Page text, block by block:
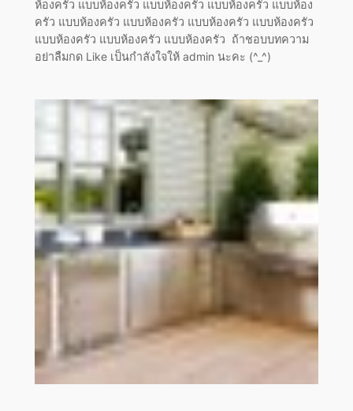
ห้องครัว แบบห้องครัว แบบห้องครัว แบบห้องครัว แบบห้อง
ครัว แบบห้องครัว แบบห้องครัว แบบห้องครัว แบบห้องครัว
แบบห้องครัว แบบห้องครัว แบบห้องครัว ถ้าชอบบทความ
อย่าลืมกด Like เป็นกำลังใจให้ admin นะคะ (^_^)